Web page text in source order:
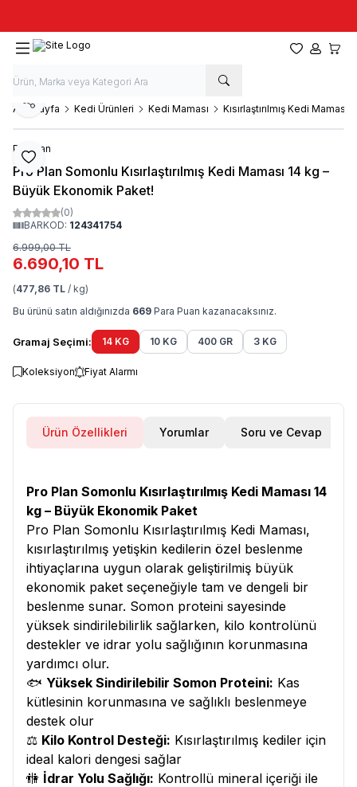
Favorilerim
Hesabım
Ana Sayfa Kedi Ürünleri Kedi Maması Kısırlaştırılmış Kedi Maması
Favoriye Ekle
Paylaş
Pro Plan
Pro Plan Somonlu Kısırlaştırılmış Kedi Maması 14 kg –
Büyük Ekonomik Paket!
(0)
BARKOD: 124341754
6.999,00TL
6.690,10 TL
(477,86 TL / kg)
Bu ürünü satın aldığınızda 669 Para Puan kazanacaksınız.
Gramaj Seçimi: 14 KG 10 KG 400 GR 3 KG
Koleksiyon Fiyat Alarmı
Ürün Özellikleri Yorumlar Soru ve Cevap
Pro Plan Somonlu Kısırlaştırılmış Kedi Maması 14
kg – Büyük Ekonomik Paket
Pro Plan Somonlu Kısırlaştırılmış Kedi Maması,
kısırlaştırılmış yetişkin kedilerin özel beslenme
ihtiyaçlarına uygun olarak geliştirilmiş büyük
ekonomik paket seçeneğiyle tam ve dengeli bir
beslenme sunar. Somon proteini sayesinde
yüksek sindirilebilirlik sağlarken, kilo kontrolünü
destekler ve idrar yolu sağlığının korunmasına
yardımcı olur.
🐟 Yüksek Sindirilebilir Somon Proteini: Kas
kütlesinin korunmasına ve sağlıklı beslenmeye
destek olur
⚖️ Kilo Kontrol Desteği: Kısırlaştırılmış kediler için
ideal kalori dengesi sağlar
🚻 İdrar Yolu Sağlığı: Kontrollü mineral içeriği ile